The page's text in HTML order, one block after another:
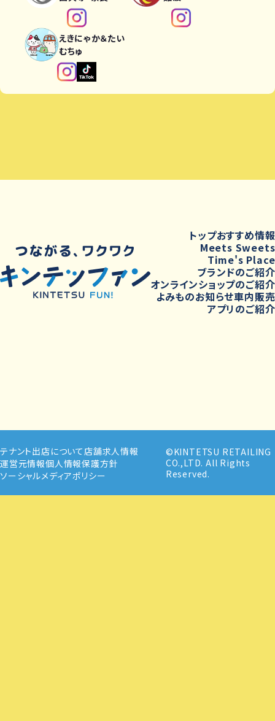
えきにゃか＆たい
むちゅ
トップおすすめ情報
Meets Sweets
Time's Place
ブランドのご紹介
オンラインショップのご紹介
よみものお知らせ車内販売
アプリのご紹介
テナント出店について 店舗求人情報
運営元情報個人情報保護方針
ソーシャルメディアポリシー
©KINTETSU RETAILING
CO.,LTD. All Rights
Reserved.